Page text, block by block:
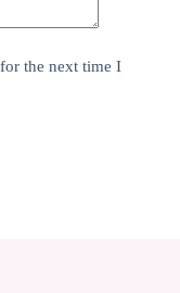
the next time I